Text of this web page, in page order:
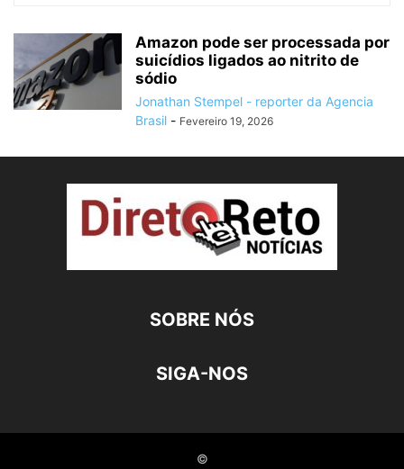
Amazon pode ser processada por
suicídios ligados ao nitrito de
sódio
Jonathan Stempel - reporter da Agencia
Brasil - Fevereiro 19, 2026
SOBRE NÓS
SIGA-NOS
©